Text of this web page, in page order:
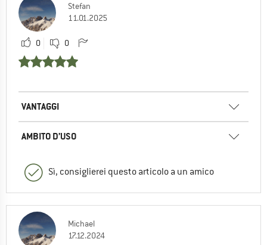
Stefan
11.01.2025
0 0
VANTAGGI
AMBITO D’USO
Sì, consiglierei questo articolo a un amico
Michael
17.12.2024